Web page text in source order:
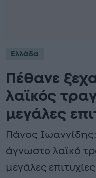
Ελλάδα
Πέθανε
λαϊκός
μεγάλες
Πάνος
άγνωστο λαϊκό
μεγάλες